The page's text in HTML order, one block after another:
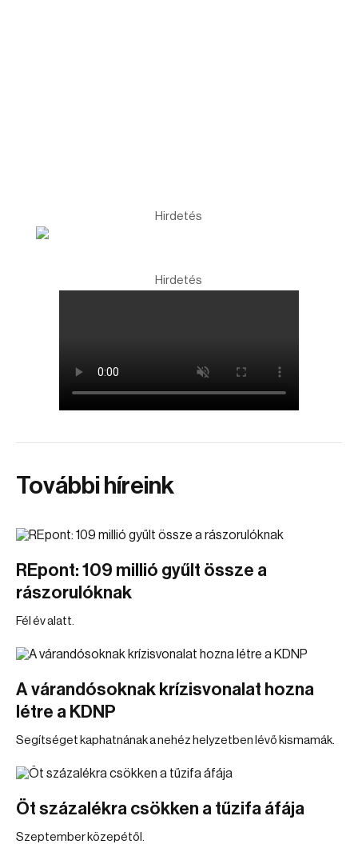
Hirdetés
Hirdetés
További híreink
REpont: 109 millió gyűlt össze a
rászorulóknak
Fél év alatt.
A várandósoknak krízisvonalat hozna
létre a KDNP
Segítséget kaphatnának a nehéz helyzetben lévő kismamák.
Öt százalékra csökken a tűzifa áfája
Szeptember közepétől.